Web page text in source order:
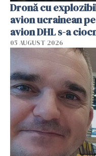
Dronă cu
avion ucrainean
avion DHL s-a
05 AUGUST 2026